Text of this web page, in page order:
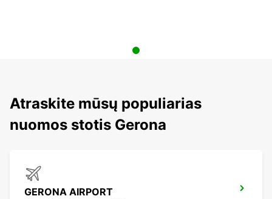
Atraskite mūsų populiarias
nuomos stotis Gerona
GERONA AIRPORT